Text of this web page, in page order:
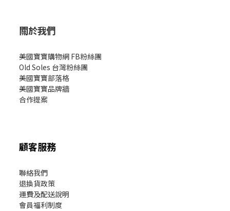
關於我們
美國寶寶購物網 FB粉絲團
Old Soles 台灣粉絲團
美國寶寶部落格
美國寶寶品牌牆
合作提案
顧客服務
聯絡我們
退換貨政策
運費及配送說明
會員福利制度